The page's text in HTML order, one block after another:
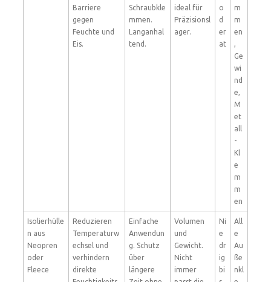
Barriere
gegen
Feuchte und
Eis.
Schraubkle
mmen.
Langanhal
tend.
ideal für
Präzisionsl
ager.
o
d
er
at
m
m
en
,
Ge
wi
nd
e,
M
et
all
-
Kl
e
m
m
en
Isolierhülle
n aus
Neopren
oder
Fleece
Reduzieren
Temperaturw
echsel und
verhindern
direkte
Einfache
Anwendun
g. Schutz
über
längere
Volumen
und
Gewicht.
Nicht
immer
Ni
e
dr
ig
bi
All
e
Au
ße
nkl